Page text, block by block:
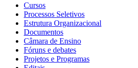
Cursos
Processos Seletivos
Estrutura Organizacional
Documentos
Câmara de Ensino
Fóruns e debates
Projetos e Programas